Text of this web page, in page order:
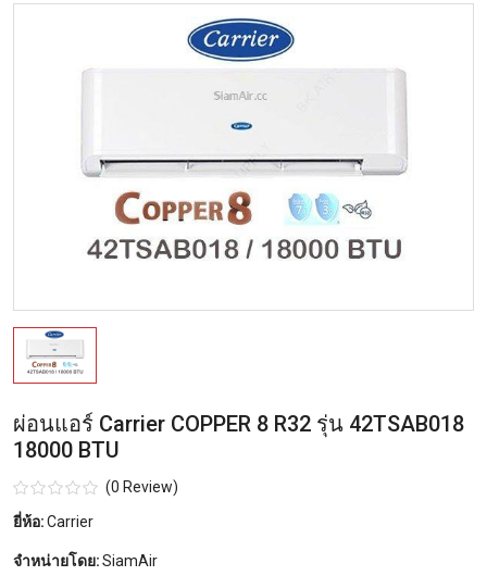
ผ่อนแอร์ Carrier COPPER 8 R32 รุ่น 42TSAB018
18000 BTU
(0 Review)
ยี่ห้อ:Carrier
จำหน่ายโดย:SiamAir